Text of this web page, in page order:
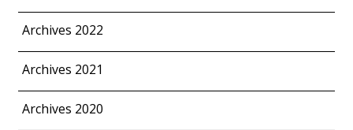
Archives 2022
Archives 2021
Archives 2020